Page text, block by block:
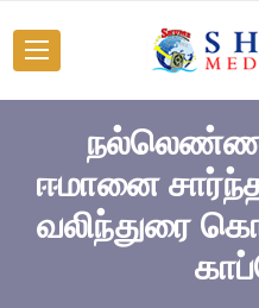
ஈமானை
வலிந்துரை